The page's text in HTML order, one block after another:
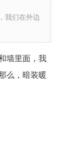
我们在外边
墙里面，我
么，暗装暖